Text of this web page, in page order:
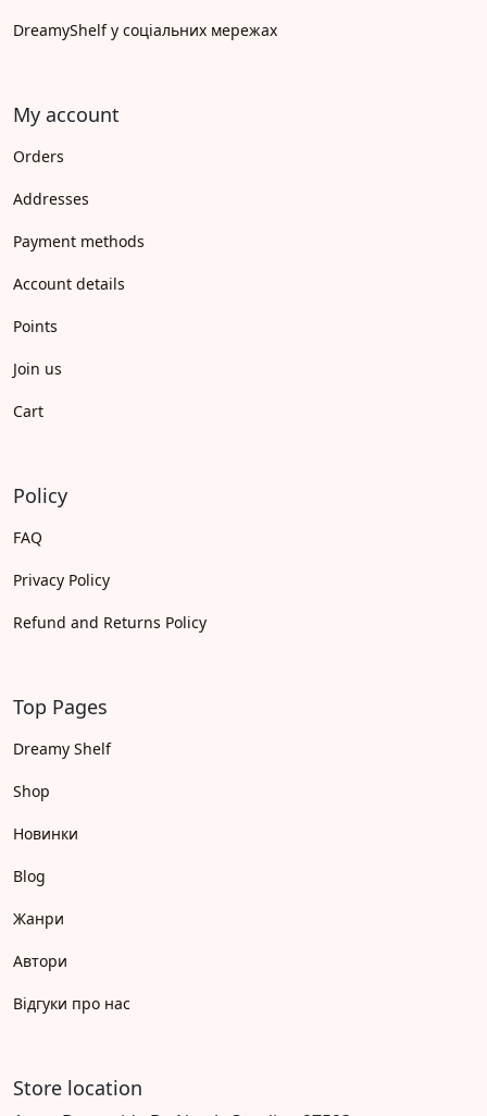
DreamyShelf у соціальних мережах
My account
Orders
Addresses
Payment methods
Account details
Points
Join us
Cart
Policy
FAQ
Privacy Policy
Refund and Returns Policy
Top Pages
Dreamy Shelf
Shop
Новинки
Blog
Жанри
Автори
Відгуки про нас
Store location